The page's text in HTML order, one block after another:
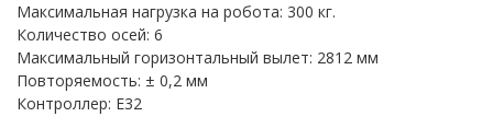
Максимальная нагрузка на робота: 300 кг.
Количество осей: 6
Максимальный горизонтальный вылет: 2812 мм
Повторяемость: ± 0,2 мм
Контроллер: E32